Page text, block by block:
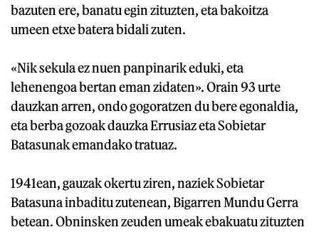
bazuten ere, banatu egin zituzten, eta bakoitza
umeen etxe batera bidali zuten.
«Nik sekula ez nuen panpinarik eduki, eta
lehenengoa bertan eman zidaten». Orain 93 urte
dauzkan arren, ondo gogoratzen du bere egonaldia,
eta berba gozoak dauzka Errusiaz eta Sobietar
Batasunak emandako tratuaz.
1941ean, gauzak okertu ziren, naziek Sobietar
Batasuna inbaditu zutenean, Bigarren Mundu Gerra
betean. Obninsken zeuden umeak ebakuatu zituzten